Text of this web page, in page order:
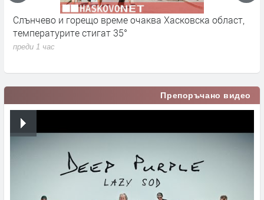
Слънчево и горещо време очаква Хасковска област,
температурите стигат 35°
преди 1 час
Препоръчано видео